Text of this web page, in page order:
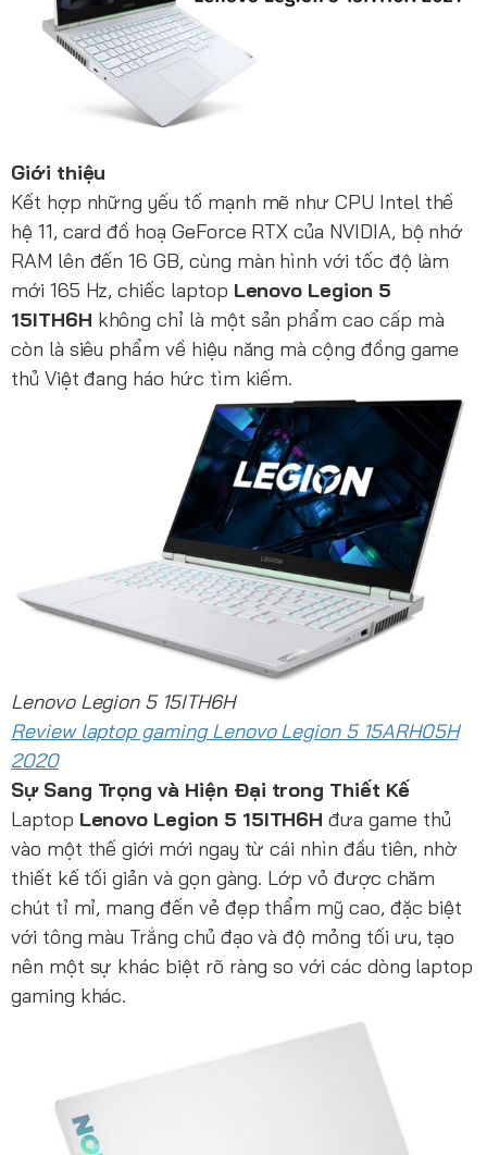
Giới thiệu
Kết hợp những yếu tố mạnh mẽ như CPU Intel thế
hệ 11, card đồ hoạ GeForce RTX của NVIDIA, bộ nhớ
RAM lên đến 16 GB, cùng màn hình với tốc độ làm
mới 165 Hz, chiếc laptop Lenovo Legion 5
15ITH6H không chỉ là một sản phẩm cao cấp mà
còn là siêu phẩm về hiệu năng mà cộng đồng game
thủ Việt đang háo hức tìm kiếm.
Lenovo Legion 5 15ITH6H
Review laptop gaming Lenovo Legion 5 15ARH05H
2020
Sự Sang Trọng và Hiện Đại trong Thiết Kế
Laptop Lenovo Legion 5 15ITH6H đưa game thủ
vào một thế giới mới ngay từ cái nhìn đầu tiên, nhờ
thiết kế tối giản và gọn gàng. Lớp vỏ được chăm
chút tỉ mỉ, mang đến vẻ đẹp thẩm mỹ cao, đặc biệt
với tông màu Trắng chủ đạo và độ mỏng tối ưu, tạo
nên một sự khác biệt rõ ràng so với các dòng laptop
gaming khác.